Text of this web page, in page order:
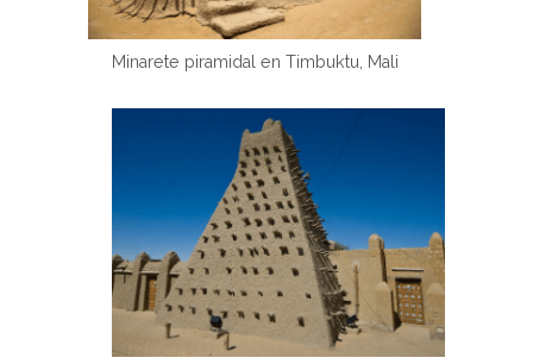
Minarete piramidal en Timbuktu, Mali